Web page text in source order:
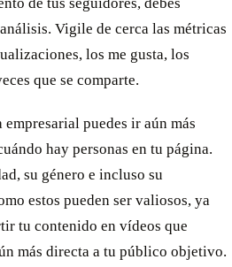
Vigile de cerca las métricas
los me gusta, los
que se comparte.
empresarial puedes ir aún más
hay personas en tu página.
su género e incluso su
estos pueden ser valiosos, ya
tu contenido en vídeos que
más directa a tu público objetivo.